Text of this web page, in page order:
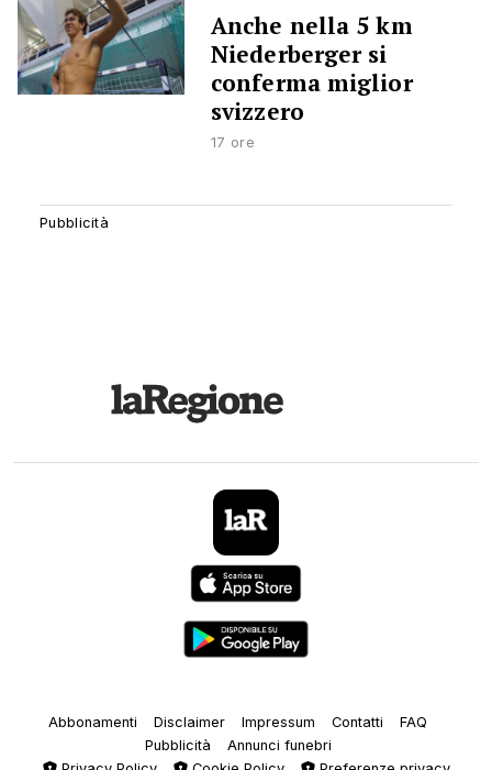
Anche nella 5 km
Niederberger si
conferma miglior
svizzero
17 ore
Abbonamenti Disclaimer Impressum Contatti
FAQ
Pubblicità
Annunci funebri